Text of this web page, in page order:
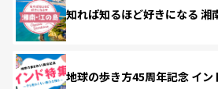
知れば知るほど好きになる 湘
地球の歩き方45周年記念 イン